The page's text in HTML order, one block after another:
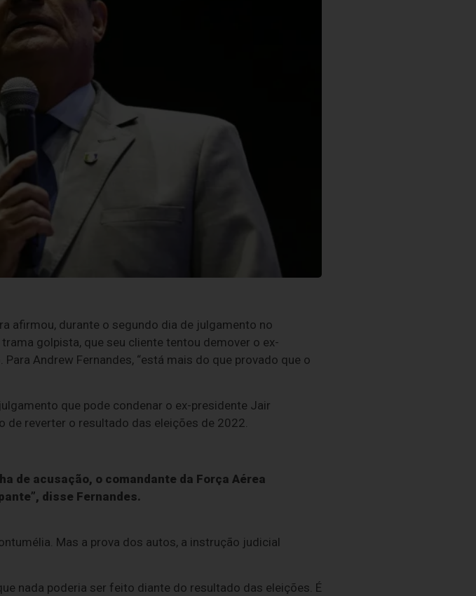
afirmou, durante o segundo dia de julgamento no
golpista, que seu cliente tentou demover o ex-
Andrew Fernandes, “está mais do que provado que o
que pode condenar o ex-presidente Jair
de reverter o resultado das eleições de 2022.
de acusação, o comandante da Força Aérea
disse Fernandes.
Mas a prova dos autos, a instrução judicial
nada poderia ser feito diante do resultado das eleições. É